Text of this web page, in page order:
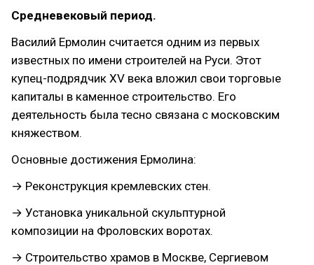
Средневековый период.
Василий Ермолин считается одним из первых
известных по имени строителей на Руси. Этот
купец-подрядчик XV века вложил свои торговые
капиталы в каменное строительство. Его
деятельность была тесно связана с московским
княжеством.
Основные достижения Ермолина:
→ Реконструкция кремлевских стен.
→ Установка уникальной скульптурной
композиции на Фроловских воротах.
→ Строительство храмов в Москве, Сергиевом